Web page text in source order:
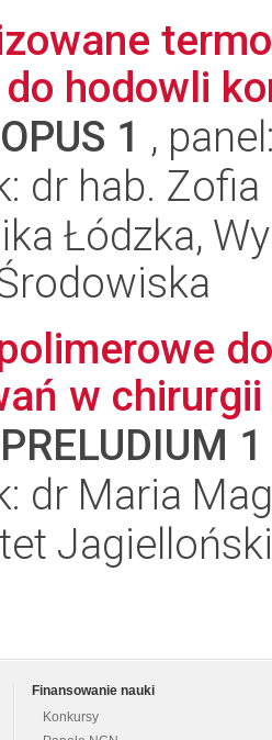
hodowli
OPUS 1 ,
dr hab.
Łódzka,
w
PRELUDIUM 1
dr Maria
Finansowanie nauki
Konkursy